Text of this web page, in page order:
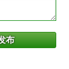
布